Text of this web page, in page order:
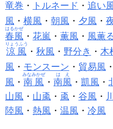
竜巻 ・ トルネード ・ 追い
風 ・ 横風 ・ 朝風 ・ 夕風 ・
春風
はるかぜ
・ 花嵐 ・ 薫風 ・ 風薫
涼風
りょうふう
・ 秋風 ・ 野分き ・ 木
風 ・ モンスーン ・ 貿易風 ・
風 ・ 南風
みなみかぜ
・ 南風
はえ
・ 凱風 ・
山風 ・ 山颪 ・ 颪 ・ 谷風 ・
陸風 ・ 熱風 ・ 温風 ・ 冷風